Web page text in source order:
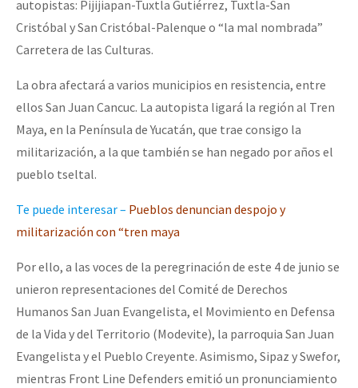
autopistas: Pijijiapan-Tuxtla Gutiérrez, Tuxtla-San
Cristóbal y San Cristóbal-Palenque o “la mal nombrada”
Carretera de las Culturas.
La obra afectará a varios municipios en resistencia, entre
ellos San Juan Cancuc. La autopista ligará la región al Tren
Maya, en la Península de Yucatán, que trae consigo la
militarización, a la que también se han negado por años el
pueblo tseltal.
Te puede interesar – Pueblos denuncian despojo y
militarización con “tren maya
Por ello, a las voces de la peregrinación de este 4 de junio se
unieron representaciones del Comité de Derechos
Humanos San Juan Evangelista, el Movimiento en Defensa
de la Vida y del Territorio (Modevite), la parroquia San Juan
Evangelista y el Pueblo Creyente. Asimismo, Sipaz y Swefor,
mientras Front Line Defenders emitió un pronunciamiento